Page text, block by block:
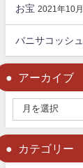
お宝 2021年10
バニサコッシュ
アーカイブ
カテゴリー